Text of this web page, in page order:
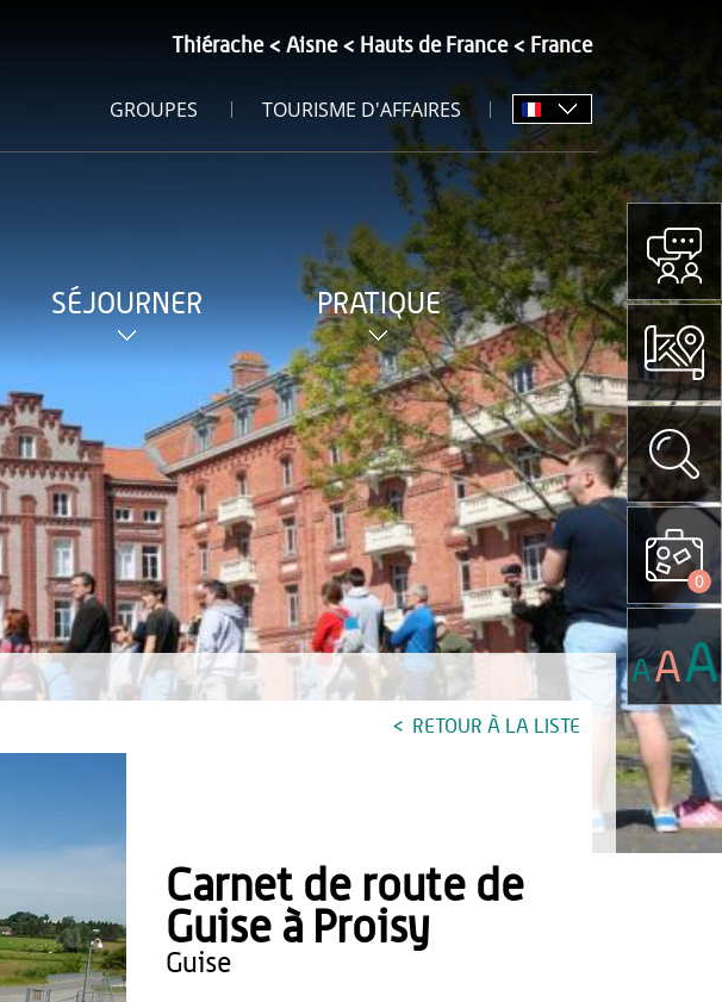
Thiérache Aisne Hauts de France France
GROUPES TOURISME D'AFFAIRES
SÉJOURNER PRATIQUE
RETOUR À LA LISTE
Carnet de route de
Guise à Proisy
guise
0
AAA